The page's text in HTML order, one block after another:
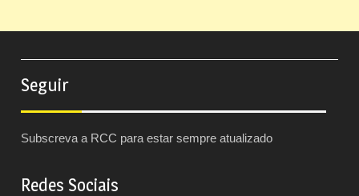
Seguir
Subscreva a RCC para estar sempre atualizado
Redes Sociais